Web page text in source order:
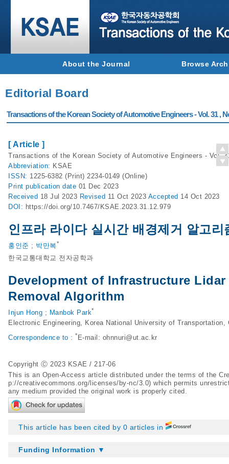
About the Journal Browse
Editorial Board
Transactions of the Korean Society of Automotive Engineers - Vol. 31 ,
[ Article ]
Transactions of the Korean Society of Automotive Engineers - Vol.
Abbreviation: KSAE
ISSN: 1225-6382 (Print) 2234-0149 (Online)
Print publication date 01 Dec 2023
Received 18 Jul 2023 Revised 11 Oct 2023 Accepted 14 Oct 2023
DOI: https://doi.org/10.7467/KSAE.2023.31.12.979
인프라 라이다 실시간 배경제거 알고리
홍인준 ; 박만복*
한국교통대학교 전자공학과
Development of Infrastructure
Removal Algorithm
Injun Hong ; Manbok Park*
Electronic Engineering, Korea National University of Transportation,
Correspondence to : * E-mail: ohnnuri@ut.ac.kr
Copyright Ⓒ 2023 KSAE / 217-06
This is an Open-Access article distributed under the terms of the
p://creativecommons.org/licenses/by-nc/3.0) which permits
any medium provided the original work is properly cited.
This article has been cited by 0 articles in
Funding Information ▼